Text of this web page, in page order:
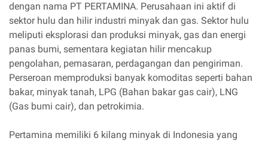
dengan nama PT PERTAMINA. Perusahaan ini aktif di
sektor hulu dan hilir industri minyak dan gas. Sektor hulu
meliputi eksplorasi dan produksi minyak, gas dan energi
panas bumi, sementara kegiatan hilir mencakup
pengolahan, pemasaran, perdagangan dan pengiriman.
Perseroan memproduksi banyak komoditas seperti bahan
bakar, minyak tanah, LPG (Bahan bakar gas cair), LNG
(Gas bumi cair), dan petrokimia.
Pertamina memiliki 6 kilang minyak di Indonesia yang